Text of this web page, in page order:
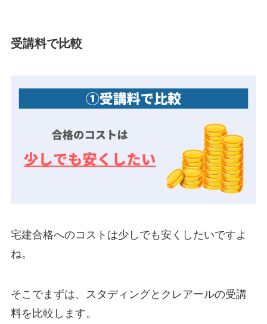
受講料で比較
宅建合格へのコストは少しでも安くしたいですよ
ね。
そこでまずは、スタディングとクレアールの受講
料を比較します。